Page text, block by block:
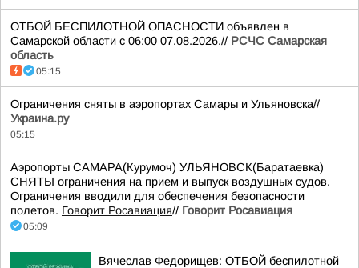
ОТБОЙ БЕСПИЛОТНОЙ ОПАСНОСТИ объявлен в
Самарской области с 06:00 07.08.2026.// РСЧС Самарская
область
05:15
Ограничения сняты в аэропортах Самары и Ульяновска//
Украина.ру
05:15
Аэропорты САМАРА(Курумоч) УЛЬЯНОВСК(Баратаевка)
СНЯТЫ ограничения на прием и выпуск воздушных судов.
Ограничения вводили для обеспечения безопасности
полетов. Говорит Росавиация// Говорит Росавиация
05:09
Вячеслав Федорищев: ОТБОЙ беспилотной